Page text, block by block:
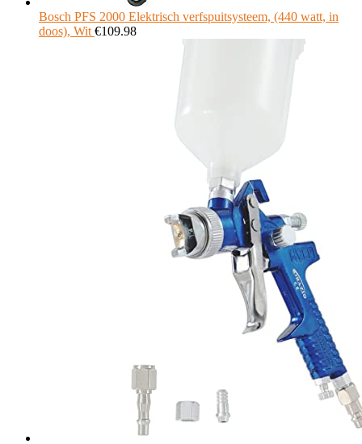
Bosch PFS 2000 Elektrisch verfspuitsysteem, (440 watt, in
doos), Wit €109.98